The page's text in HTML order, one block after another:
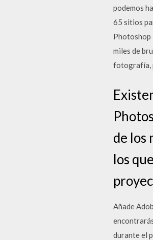
podemos
65 sitios
Photoshop
miles de
fotografía,
de los
los
Añade
durante el